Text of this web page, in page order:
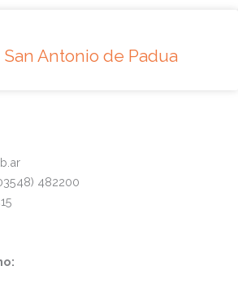
Antonio de Padua
482200